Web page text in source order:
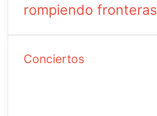
rompiendo fronteras
Conciertos